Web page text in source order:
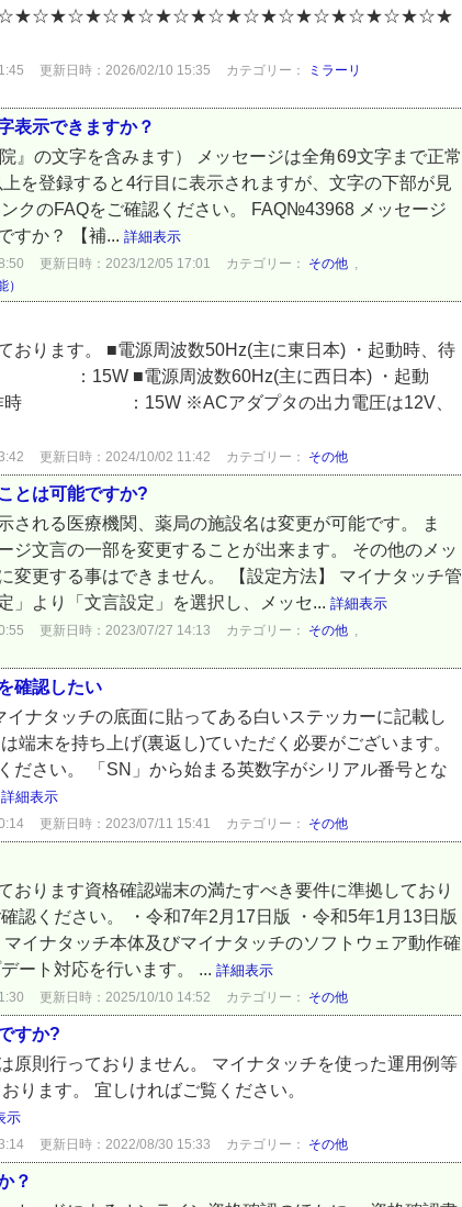
更新日時：2026/02/10 15:35 カテゴリー：
ミラーリ
表示できますか？
』の文字を含みます） メッセージは全角69文字まで正常
を登録すると4行目に表示されますが、文字の下部が見
クのFAQをご確認ください。 FAQ№43968 メッセージ
すか？ 【補... 詳細表示
更新日時：2023/12/05 17:01 カテゴリー： その他 ,
おります。 ■電源周波数50Hz(主に東日本) ・起動時、待
：15W ■電源周波数60Hz(主に西日本) ・起動
作時 ：15W ※ACアダプタの出力電圧は12V、
更新日時：2024/10/02 11:42 カテゴリー： その他
とは可能ですか?
される医療機関、薬局の施設名は変更が可能です。 ま
ジ文言の一部を変更することが出来ます。 その他のメッ
変更する事はできません。 【設定方法】 マイナタッチ管
」より「文言設定」を選択し、メッセ... 詳細表示
更新日時：2023/07/27 14:13 カテゴリー： その他 ,
確認したい
イナタッチの底面に貼ってある白いステッカーに記載し
端末を持ち上げ(裏返し)ていただく必要がございます。
ださい。 「SN」から始まる英数字がシリアル番号とな
詳細表示
更新日時：2023/07/11 15:41 カテゴリー： その他
おります資格確認端末の満たすべき要件に準拠しており
認ください。 ・令和7年2月17日版 ・令和5年1月13日版
マイナタッチ本体及びマイナタッチのソフトウェア動作確
ート対応を行います。 ... 詳細表示
更新日時：2025/10/10 14:52 カテゴリー： その他
すか?
原則行っておりません。 マイナタッチを使った運用例等
ります。 宜しければご覧ください。
示
更新日時：2022/08/30 15:33 カテゴリー： その他
？